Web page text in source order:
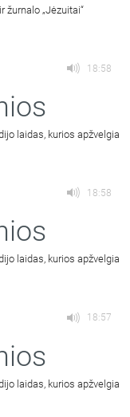
žurnalo „Jėzuitai“
18:58
laidas, kurios apžvelgia
18:58
laidas, kurios apžvelgia
18:57
laidas, kurios apžvelgia